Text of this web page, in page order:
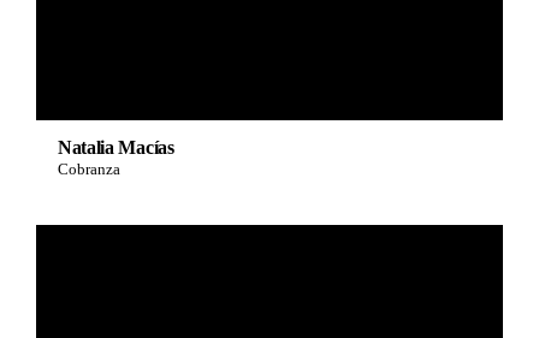
Natalia Macías
Cobranza